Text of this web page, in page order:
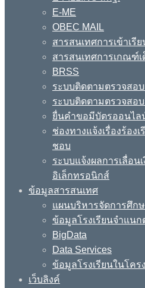
E-ME
OBEC MAIL
สารสนเทศการเข้าเรี
สารสนเทศการเกณฑ์เ
BRSS
ระบบติดตามตรวจสอบ
ระบบติดตามตรวจสอ
ยื่นคำขอมีบัตรออนไล
ช่องทางแจ้งเรื่องร้อง
ชอบ
ระบบแจ้งผลการเลื่อน
อิเล็กทรอนิกส์
ข้อมูลสารสนเทศ
แผนบริหารจัดการศึก
ข้อมูลโรงเรียนจำแน
BigData
Data Services
ข้อมูลโรงเรียนในโคร
เว็บลิงค์